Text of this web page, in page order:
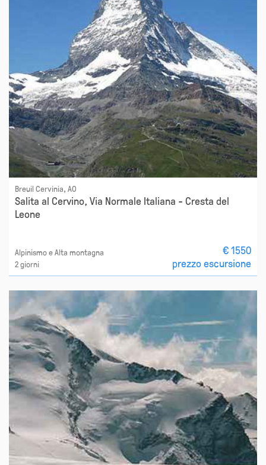
Breuil Cervinia, AO
Salita al Cervino, Via Normale Italiana - Cresta del
Leone
Alpinismo e Alta montagna
2 giorni
€ 1550
prezzo escursione